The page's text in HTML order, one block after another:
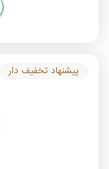
پیشنهاد تخفیف دار